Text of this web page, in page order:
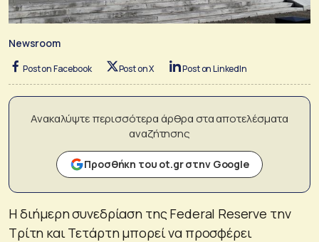
Newsroom
Post on Facebook Post on X Post on LinkedIn
Ανακαλύψτε περισσότερα άρθρα στα αποτελέσματα
αναζήτησης
Προσθήκη του ot.gr στην Google
Η διήμερη συνεδρίαση της Federal Reserve την
Τρίτη και Τετάρτη μπορεί να προσφέρει